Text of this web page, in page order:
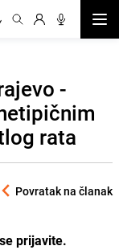
-
rata
Povratak na članak
prijavite.